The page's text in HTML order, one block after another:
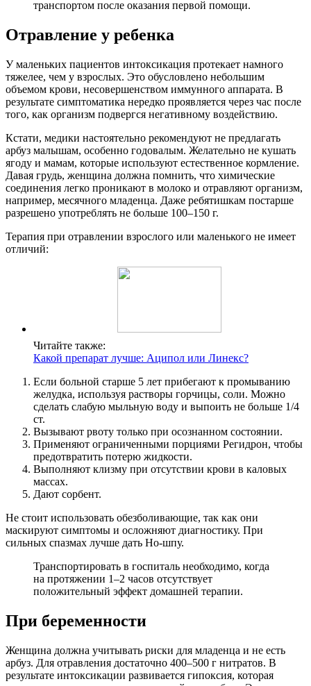
транспортом после оказания первой помощи.
Отравление у ребенка
У маленьких пациентов интоксикация протекает намного
тяжелее, чем у взрослых. Это обусловлено небольшим
объемом крови, несовершенством иммунного аппарата. В
результате симптоматика нередко проявляется через час после
того, как организм подвергся негативному воздействию.
Кстати, медики настоятельно рекомендуют не предлагать
арбуз малышам, особенно годовалым. Желательно не кушать
ягоду и мамам, которые используют естественное кормление.
Давая грудь, женщина должна помнить, что химические
соединения легко проникают в молоко и отравляют организм,
например, месячного младенца. Даже ребятишкам постарше
разрешено употреблять не больше 100–150 г.
Терапия при отравлении взрослого или маленького не имеет
отличий:
Читайте также:
Какой препарат лучше: Аципол или Линекс?
Если больной старше 5 лет прибегают к промыванию
желудка, используя растворы горчицы, соли. Можно
сделать слабую мыльную воду и выпоить не больше 1/4
ст.
Вызывают рвоту только при осознанном состоянии.
Применяют ограниченными порциями Регидрон, чтобы
предотвратить потерю жидкости.
Выполняют клизму при отсутствии крови в каловых
массах.
Дают сорбент.
Не стоит использовать обезболивающие, так как они
маскируют симптомы и осложняют диагностику. При
сильных спазмах лучше дать Но-шпу.
Транспортировать в госпиталь необходимо, когда
на протяжении 1–2 часов отсутствует
положительный эффект домашней терапии.
При беременности
Женщина должна учитывать риски для младенца и не есть
арбуз. Для отравления достаточно 400–500 г нитратов. В
результате интоксикации развивается гипоксия, которая